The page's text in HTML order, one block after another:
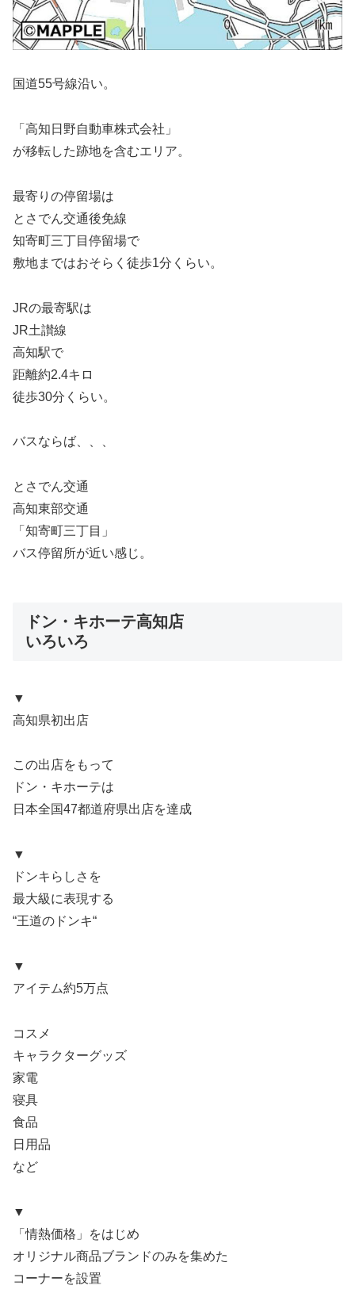
国道55号線沿い。
「高知日野自動車株式会社」
が移転した跡地を含むエリア。
最寄りの停留場は
とさでん交通後免線
知寄町三丁目停留場で
敷地まではおそらく徒歩1分くらい。
JRの最寄駅は
JR土讃線
高知駅で
距離約2.4キロ
徒歩30分くらい。
バスならば、、、
とさでん交通
高知東部交通
「知寄町三丁目」
バス停留所が近い感じ。
ドン・キホーテ高知店
いろいろ
▼
高知県初出店
この出店をもって
ドン・キホーテは
日本全国47都道府県出店を達成
▼
ドンキらしさを
最大級に表現する
“王道のドンキ“
▼
アイテム約5万点
コスメ
キャラクターグッズ
家電
寝具
食品
日用品
など
▼
「情熱価格」をはじめ
オリジナル商品ブランドのみを集めた
コーナーを設置